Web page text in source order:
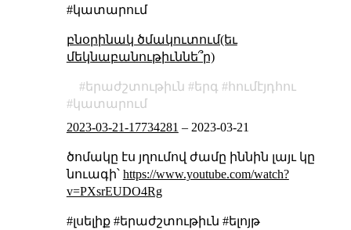
#կատարում
բնօրինակ ծմակուտում(եւ
մեկնաբանութիւննե՞ր)
երաժշտութիւն երգ
հումէյդհու
կատարում
2023-03-21-17734281 – 2023-03-21
ծոմակը էս յղումով ժամը իննին լայւ կը
նուագի՝ https://www.youtube.com/watch?
v=PXsrEUDO4Rg
#լսելիք #երաժշտութիւն #ելոյթ